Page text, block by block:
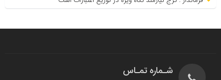
شـماره تمـاس